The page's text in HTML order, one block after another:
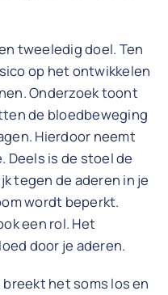
tweeledig doel. Ten
op het ontwikkelen
Onderzoek toont
de bloedbeweging
Hierdoor neemt
is de stoel de
tegen de aderen in je
wordt beperkt.
een rol. Het
door je aderen.
het soms los en